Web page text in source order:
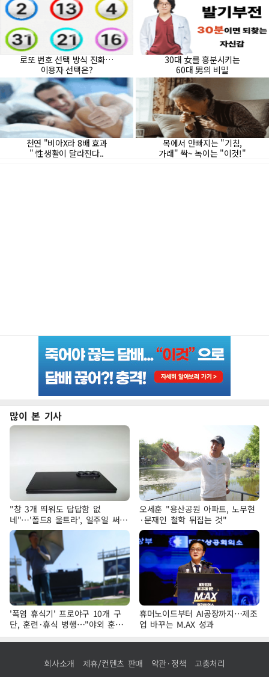
많이 본 기사
"창 3개 띄워도 답답함 없
네"…'폴드8 울트라', 일주일 써보
니
오세훈 "용산공원 아파트, 노무현
·문재인 철학 뒤집는 것"
'폭염 휴식기' 프로야구 10개 구
단, 훈련·휴식 병행…"야외 훈련
해도 안전 최우선"
휴머노이드부터 AI공장까지…제조
업 바꾸는 M.AX 성과
회사소개 제휴/컨텐츠 판매 약관·정책 고충처리